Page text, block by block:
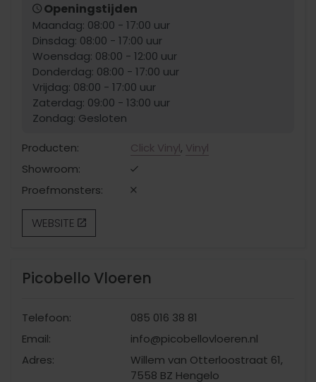
Openingstijden
Maandag: 08:00 - 17:00 uur
Dinsdag: 08:00 - 17:00 uur
Woensdag: 08:00 - 12:00 uur
Donderdag: 08:00 - 17:00 uur
Vrijdag: 08:00 - 17:00 uur
Zaterdag: 09:00 - 13:00 uur
Zondag: Gesloten
Producten:
Click Vinyl, Vinyl
Showroom:
Proefmonsters:
WEBSITE
Picobello Vloeren
Telefoon:
085 016 38 81
Email:
info@picobellovloeren.nl
Adres:
Willem van Otterloostraat 61,
7558 BZ Hengelo